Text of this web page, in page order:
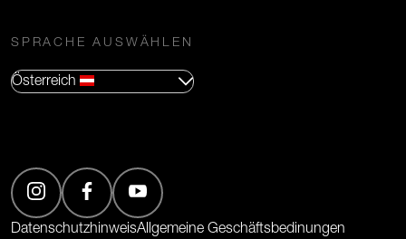
SPRACHE AUSWÄHLEN
Österreich
DatenschutzhinweisAllgemeine Geschäftsbedinungen
(Öffnet in neuem Tab)
(Öffnet in neuem Tab)
(Öffnet in neuem Tab)